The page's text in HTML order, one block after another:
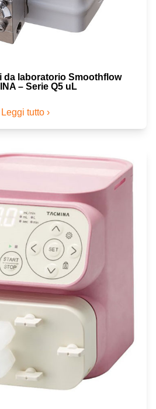
da laboratorio Smoothflow
– Serie Q5 uL
Leggi tutto ›